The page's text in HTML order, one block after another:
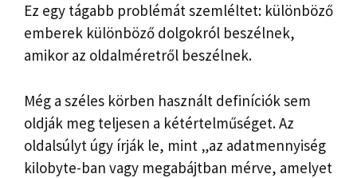
Ez egy tágabb problémát szemléltet: különböző
emberek különböző dolgokról beszélnek,
amikor az oldalméretről beszélnek.
Még a széles körben használt definíciók sem
oldják meg teljesen a kétértelműséget. Az
oldalsúlyt úgy írják le, mint „az adatmennyiség
kilobyte-ban vagy megabájtban mérve, amelyet